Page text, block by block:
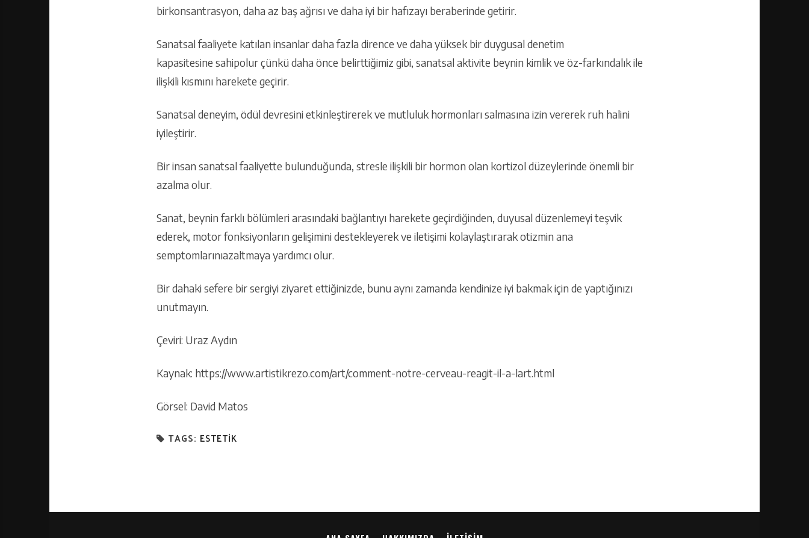
birkonsantrasyon, daha az baş ağrısı ve daha iyi bir hafızayı beraberinde getirir.
Sanatsal faaliyete katılan insanlar daha fazla dirence ve daha yüksek bir duygusal denetim
kapasitesine sahipolur çünkü daha önce belirttiğimiz gibi, sanatsal aktivite beynin kimlik ve öz-farkındalık ile
ilişkili kısmını harekete geçirir.
Sanatsal deneyim, ödül devresini etkinleştirerek ve mutluluk hormonları salmasına izin vererek ruh halini
iyileştirir.
Bir insan sanatsal faaliyette bulunduğunda, stresle ilişkili bir hormon olan kortizol düzeylerinde önemli bir
azalma olur.
Sanat, beynin farklı bölümleri arasındaki bağlantıyı harekete geçirdiğinden, duyusal düzenlemeyi teşvik
ederek, motor fonksiyonların gelişimini destekleyerek ve iletişimi kolaylaştırarak otizmin ana
semptomlarınıazaltmaya yardımcı olur.
Bir dahaki sefere bir sergiyi ziyaret ettiğinizde, bunu aynı zamanda kendinize iyi bakmak için de yaptığınızı
unutmayın.
Çeviri: Uraz Aydın
Kaynak: https://www.artistikrezo.com/art/comment-notre-cerveau-reagit-il-a-lart.html
Görsel: David Matos
TAGS: ESTETIK